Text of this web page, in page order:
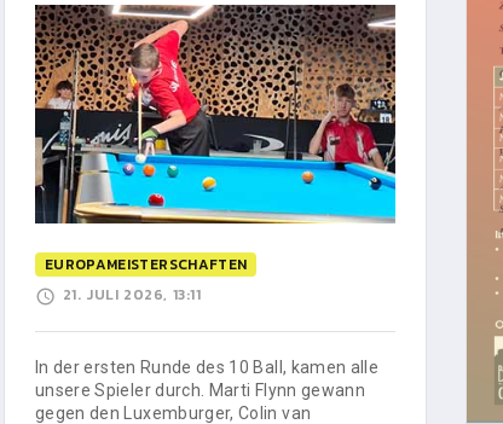
EUROPAMEISTERSCHAFTEN
21. JULI 2026, 13:11
In der ersten Runde des 10 Ball, kamen alle
unsere Spieler durch. Marti Flynn gewann
gegen den Luxemburger, Colin van